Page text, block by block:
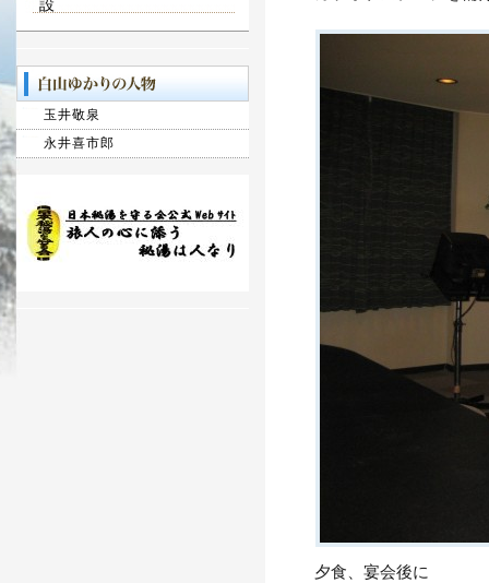
夕食、宴会後に
設
玉井敬泉
永井喜市郎